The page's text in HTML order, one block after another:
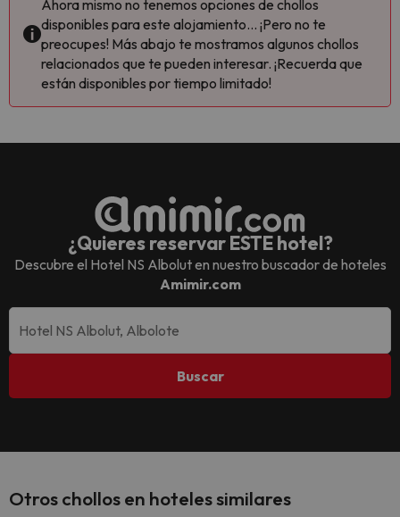
Ahora mismo no tenemos opciones de chollos
disponibles para este alojamiento... ¡Pero no te
preocupes! Más abajo te mostramos algunos chollos
relacionados que te pueden interesar. ¡Recuerda que
están disponibles por tiempo limitado!
¿Quieres reservar ESTE hotel?
Descubre el Hotel NS Alboluten nuestro buscador de hoteles
Amimir.com
Buscar
Otros chollos en hoteles similares